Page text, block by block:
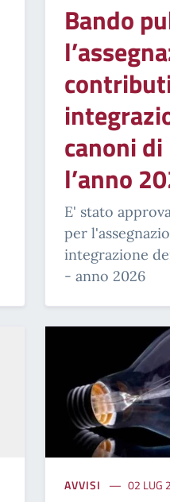
Bando
canoni
l’anno
E' stato
per
integrazione
- anno 2026
AVVISI 02 LUG